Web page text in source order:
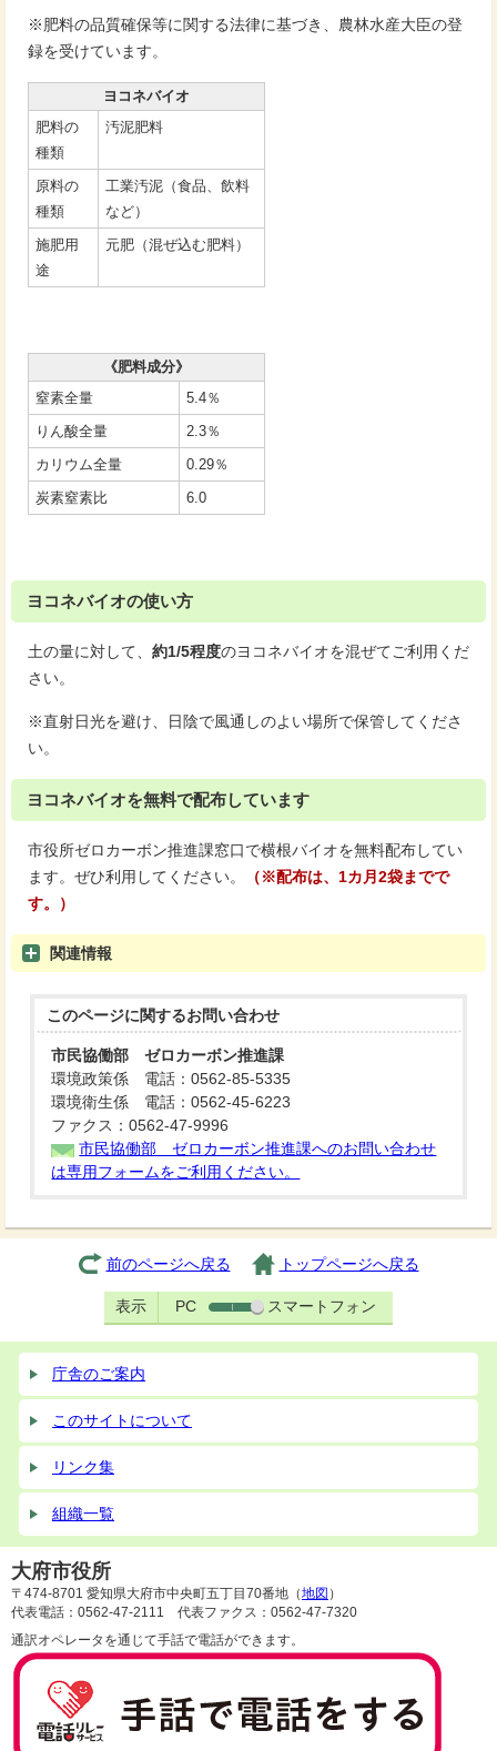
※肥料の品質確保等に関する法律に基づき、農林水産大臣の登
録を受けています。
ヨコネバイオ
肥料の
種類
汚泥肥料
原料の
種類
工業汚泥（食品、飲料
など）
施肥用
途
元肥（混ぜ込む肥料）
《肥料成分》
窒素全量
5.4％
りん酸全量
2.3％
カリウム全量
0.29％
炭素窒素比
6.0
ヨコネバイオの使い方
土の量に対して、 約1/5程度のヨコネバイオを混ぜてご利用くだ
さい。
※直射日光を避け、日陰で風通しのよい場所で保管してくださ
い。
ヨコネバイオを無料で配布しています
市役所ゼロカーボン推進課窓口で横根バイオを無料配布してい
ます。ぜひ利用してください。
（※配布は、1カ月2袋までで
す。）
関連情報
このページに関するお問い合わせ
市民協働部 ゼロカーボン推進課
環境政策係 電話：0562-85-5335
環境衛生係 電話：0562-45-6223
ファクス：0562-47-9996
市民協働部 ゼロカーボン推進課へのお問い合わせ
は専用フォームをご利用ください。
前のページへ戻る トップページへ戻る
表示 PC スマートフォン
庁舎のご案内
このサイトについて
リンク集
組織一覧
大府市役所
〒474-8701 愛知県大府市中央町五丁目70番地（地図 ）
代表電話：0562-47-2111 代表ファクス：0562-47-7320
通訳オペレータを通じて手話で電話ができます。